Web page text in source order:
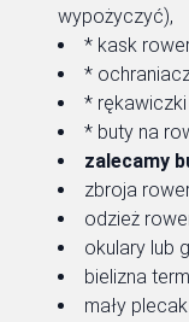
wypożyczyć),
* kask
*
* rękawiczki
* buty na
zalecamy
zbroja
odzież
okulary lub
bielizna
mały